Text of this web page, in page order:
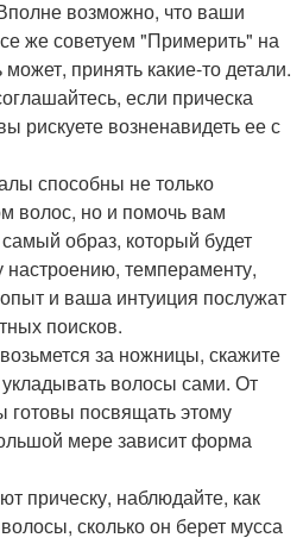
возможно, что ваши
же советуем "Примерить" на
принять какие-то детали.
если прическа
рискуете возненавидеть ее с
способны не только
волос, но и помочь вам
образ, который будет
настроению, темпераменту,
и ваша интуиция послужат
поисков.
за ножницы, скажите
волосы сами. От
готовы посвящать этому
мере зависит форма
прическу, наблюдайте, как
сколько он берет мусса